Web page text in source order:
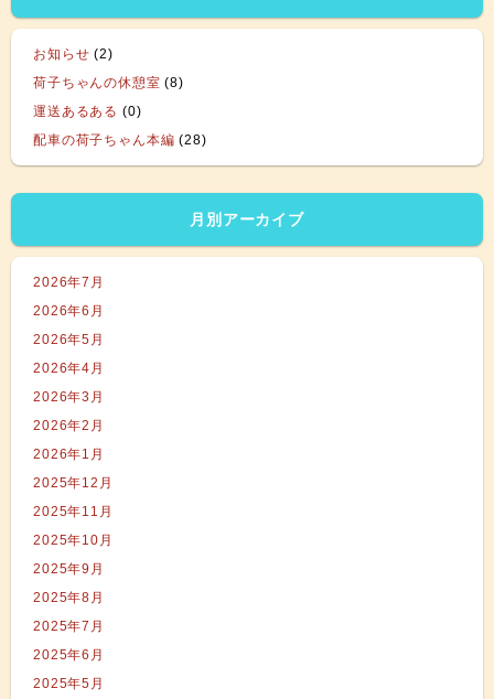
お知らせ (2)
荷子ちゃんの休憩室 (8)
運送あるある (0)
配車の荷子ちゃん本編 (28)
月別アーカイブ
2026年7月
2026年6月
2026年5月
2026年4月
2026年3月
2026年2月
2026年1月
2025年12月
2025年11月
2025年10月
2025年9月
2025年8月
2025年7月
2025年6月
2025年5月